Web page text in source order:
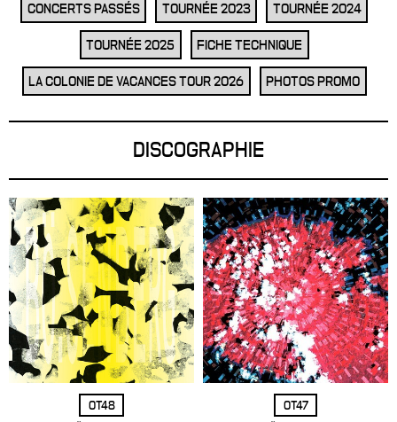
CONCERTS PASSÉS TOURNÉE 2023 TOURNÉE 2024
TOURNÉE 2025 FICHE TECHNIQUE
LA COLONIE DE VACANCES TOUR 2026 PHOTOS PROMO
DISCOGRAPHIE
OT48
OT47